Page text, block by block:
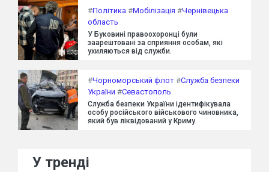
#Політика #Мобілізація #Чернівецька
область
У Буковині правоохоронці були
заарештовані за сприяння особам, які
ухиляються від служби.
#Чорноморський флот #Служба безпеки
України #Севастополь
Служба безпеки України ідентифікувала
особу російського військового чиновника,
який був ліквідований у Криму.
У тренді